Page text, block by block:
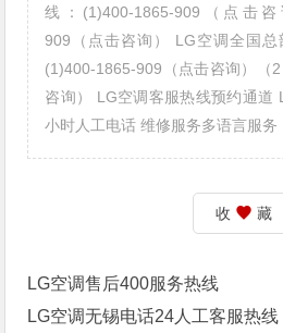
线：(1)400-1865-909（点击
909（点击咨询） LG空调全国
(1)400-1865-909（点击咨询）（
咨询） LG空调客服热线预约通道
小时人工电话 维修服务多语言服务
收 藏
LG空调售后400服务热线
LG空调无锡电话24人工客服热线